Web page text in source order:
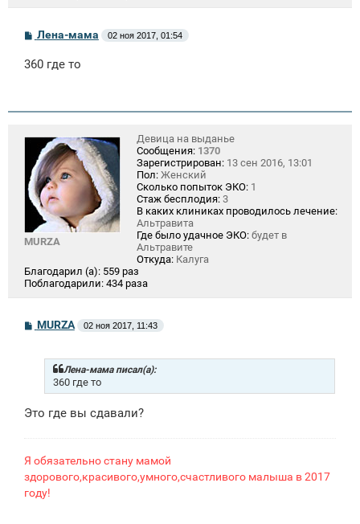
С
о
б
и
Лена-мама 02 ноя 2017, 01:54
360 где то
MURZA
Девица на выданье
Сообщения: 1370
Зарегистрирован: 13 сен 2016, 13:01
Пол: Женский
Сколько попыток ЭКО: 1
Стаж бесплодия: 3
В каких клиниках проводилось лечение:
Альтравита
Где было удачное ЭКО: будет в
Альтравите
Откуда: Калуга
Благодарил (а): 559 раз
Поблагодарили: 434 раза
С
о
е
MURZA 02 ноя 2017, 11:43
Лена-мама писал(а):
360 где то
Это где вы сдавали?
Я обязательно стану мамой
здорового,красивого,умного,счастливого малыша в 2017
году!